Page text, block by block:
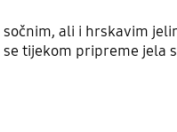
ali i hrskavim
se tijekom pripreme